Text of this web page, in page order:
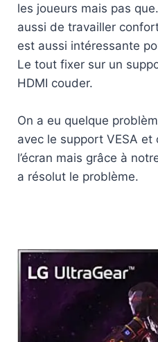
les joueurs mais pas
aussi de travailler
est aussi intéressante
Le tout fixer sur un
HDMI couder.
On a eu quelque
avec le support VESA
l’écran mais grâce à
a résolut le problème.